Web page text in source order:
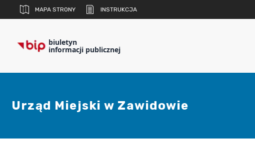
MAPA STRONY INSTRUKCJA
biuletyn
informacji publicznej
Urząd Miejski w Zawidowie